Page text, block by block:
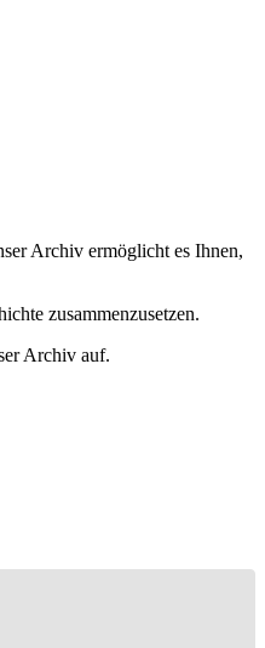
Archiv ermöglicht es Ihnen,
zusammenzusetzen.
Archiv auf.